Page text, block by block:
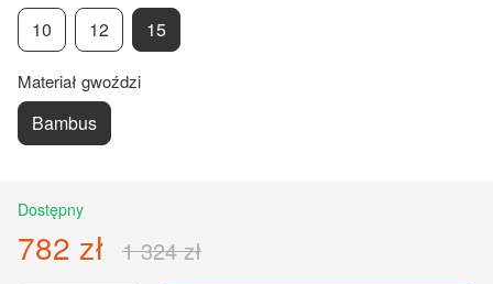
10 12 15
Materiał gwoździ
Bambus
Dostępny
782 zł 1 324 zł